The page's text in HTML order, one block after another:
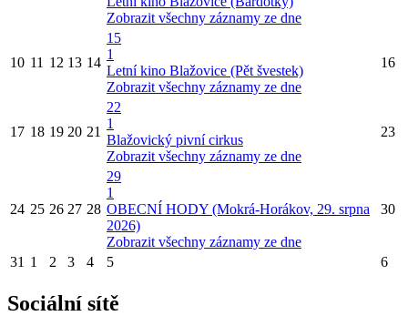
Zobrazit všechny záznamy ze dne
10 11 12 13 14
15
1
Letní kino Blažovice (Pět švestek)
Zobrazit všechny záznamy ze dne
16
17 18 19 20 21
22
1
Blažovický pivní cirkus
Zobrazit všechny záznamy ze dne
23
24 25 26 27 28
29
1
OBECNÍ HODY (Mokrá-Horákov, 29. srpna
2026)
Zobrazit všechny záznamy ze dne
30
31 1 2 3 4 5 6
Sociální sítě